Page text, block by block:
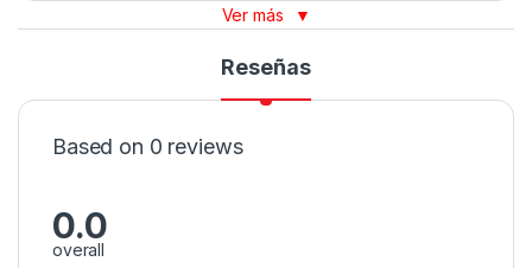
Ver más ▼
Reseñas
Based on 0 reviews
0.0
overall